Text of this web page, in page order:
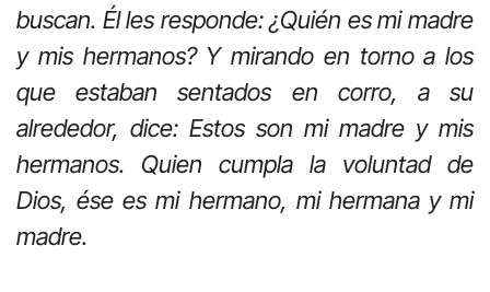
buscan. Él les responde: ¿Quién es mi madre
y mis hermanos? Y mirando en torno a los
que estaban sentados en corro, a su
alrededor, dice: Estos son mi madre y mis
hermanos. Quien cumpla la voluntad de
Dios, ése es mi hermano, mi hermana y mi
madre.